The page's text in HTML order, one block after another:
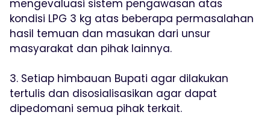
mengevaluasi sistem pengawasan atas
kondisi LPG 3 kg atas beberapa permasalahan
hasil temuan dan masukan dari unsur
masyarakat dan pihak lainnya.
3. Setiap himbauan Bupati agar dilakukan
tertulis dan disosialisasikan agar dapat
dipedomani semua pihak terkait.